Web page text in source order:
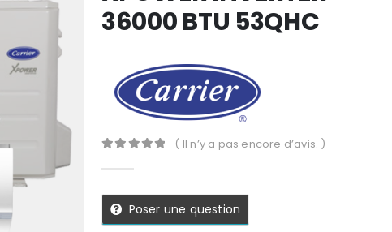
36000 BTU 53QHC
( Il n’y a pas encore d’avis. )
Poser une question